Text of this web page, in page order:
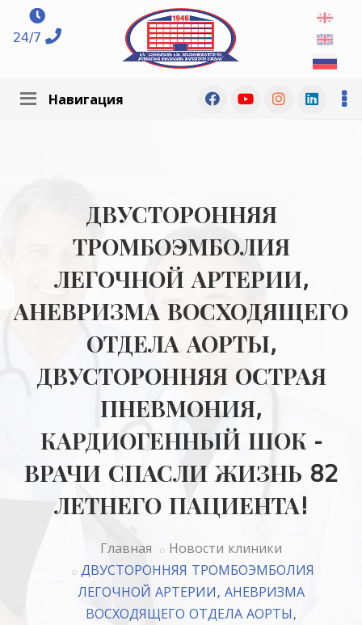
24/7
Навигация
ДВУСТОРОННЯЯ
ТРОМБОЭМБОЛИЯ
ЛЕГОЧНОЙ АРТЕРИИ,
АНЕВРИЗМА ВОСХОДЯЩЕГО
ОТДЕЛА АОРТЫ,
ДВУСТОРОННЯЯ ОСТРАЯ
ПНЕВМОНИЯ,
КАРДИОГЕННЫЙ ШОК -
ВРАЧИ СПАСЛИ ЖИЗНЬ 82
ЛЕТНЕГО ПАЦИЕНТА!
Главная
Новости клиники
ДВУСТОРОННЯЯ ТРОМБОЭМБОЛИЯ
ЛЕГОЧНОЙ АРТЕРИИ, АНЕВРИЗМА
ВОСХОДЯЩЕГО ОТДЕЛА АОРТЫ,